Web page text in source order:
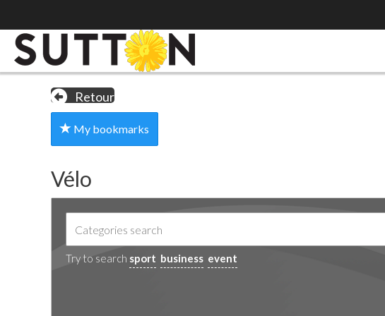
Retour
My bookmarks
Vélo
Try to search sport business event